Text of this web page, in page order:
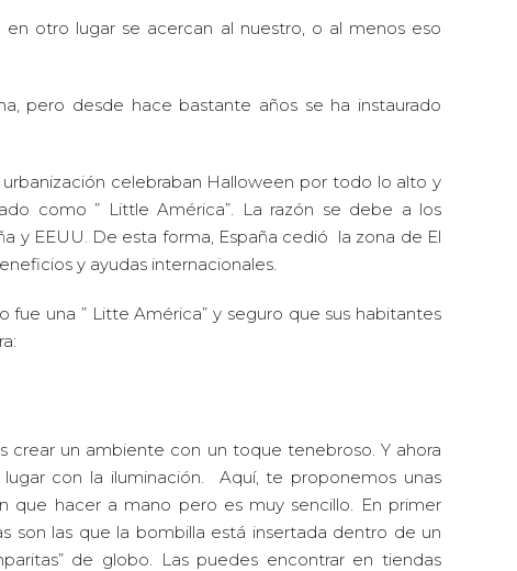
otro lugar se acercan al nuestro, o al menos eso
pero desde hace bastante años se ha instaurado
celebraban Halloween por todo lo alto y
como ” Little América”. La razón se debe a los
y EEUU. De esta forma, España cedió la zona de El
y ayudas internacionales.
una ” Litte América” y seguro que sus habitantes
un ambiente con un toque tenebroso. Y ahora
con la iluminación. Aquí, te proponemos unas
hacer a mano pero es muy sencillo. En primer
son las que la bombilla está insertada dentro de un
de globo. Las puedes encontrar en tiendas